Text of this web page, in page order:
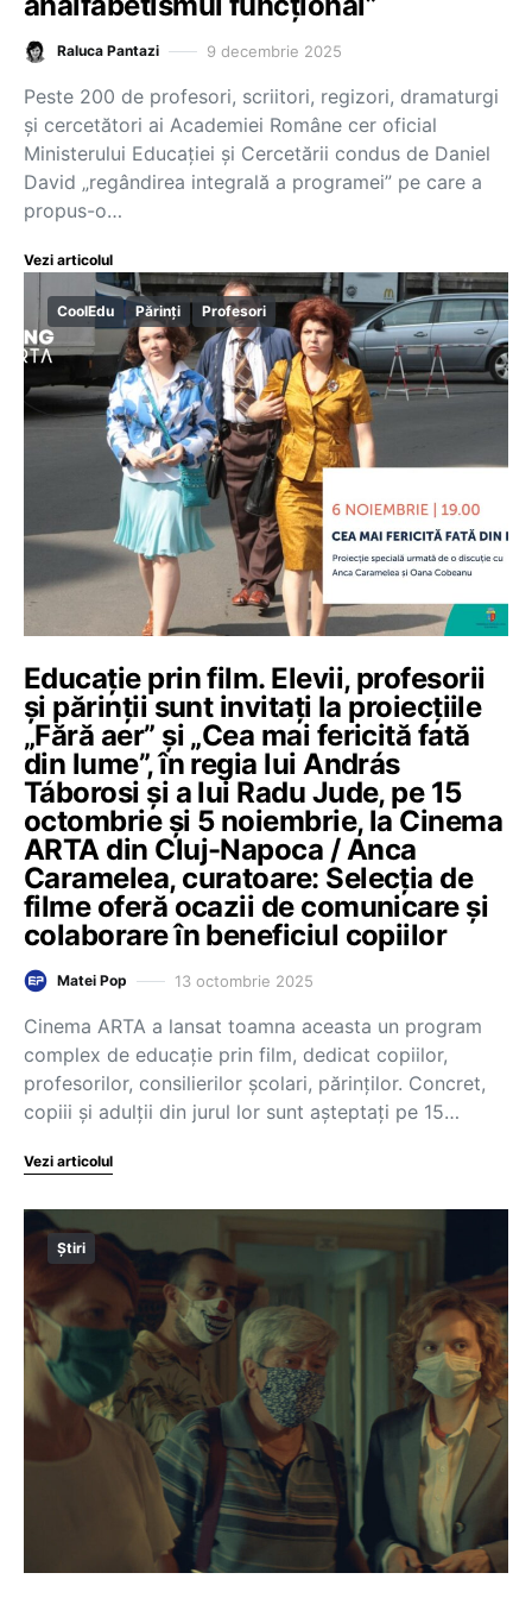
Raluca Pantazi 9 decembrie 2025
Peste 200 de profesori, scriitori, regizori, dramaturgi
și cercetători ai Academiei Române cer oficial
Ministerului Educației și Cercetării condus de Daniel
David „regândirea integrală a programei” pe care a
propus-o…
Vezi articolul
CoolEdu Părinți Profesori
Educație prin film. Elevii, profesorii
și părinții sunt invitați la proiecțiile
„Fără aer” și „Cea mai fericită fată
din lume”, în regia lui András
Táborosi și a lui Radu Jude, pe 15
octombrie și 5 noiembrie, la Cinema
ARTA din Cluj-Napoca / Anca
Caramelea, curatoare: Selecția de
filme oferă ocazii de comunicare și
colaborare în beneficiul copiilor
Matei Pop 13 octombrie 2025
Cinema ARTA a lansat toamna aceasta un program
complex de educație prin film, dedicat copiilor,
profesorilor, consilierilor școlari, părinților. Concret,
copiii și adulții din jurul lor sunt așteptați pe 15…
Vezi articolul
Știri